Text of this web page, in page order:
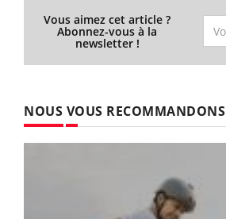
Vous aimez cet article ?
Abonnez-vous à la
newsletter !
NOUS VOUS RECOMMANDONS